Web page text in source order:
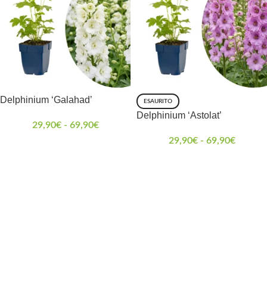
Delphinium ‘Galahad’
29,90€ - 69,90€
ESAURITO
Delphinium ‘Astolat’
29,90€ - 69,90€